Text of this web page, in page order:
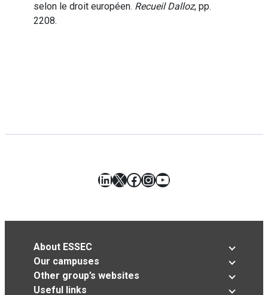
selon le droit européen. Recueil Dalloz, pp.
2208.
LinkedIn
X Facebook
Instagram
YouTube
About ESSEC
Our campuses
Other group’s websites
Useful links